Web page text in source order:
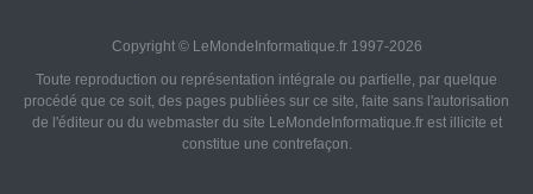
Copyright © LeMondeInformatique.fr 1997-2026
Toute reproduction ou représentation intégrale ou partielle, par quelque
procédé que ce soit, des pages publiées sur ce site, faite sans l'autorisation
de l'éditeur ou du webmaster du site LeMondeInformatique.fr est illicite et
constitue une contrefaçon.